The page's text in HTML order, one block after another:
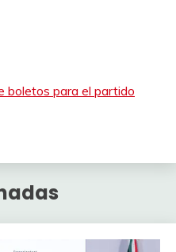
boletos para el partido